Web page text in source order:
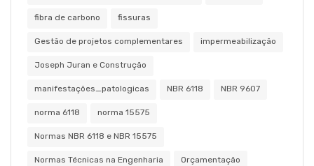
fibra de carbono fissuras
Gestão de projetos complementares impermeabilização
Joseph Juran e Construção
manifestações_patologicas NBR 6118 NBR 9607
norma 6118 norma 15575
Normas NBR 6118 e NBR 15575
Normas Técnicas na Engenharia Orçamentação